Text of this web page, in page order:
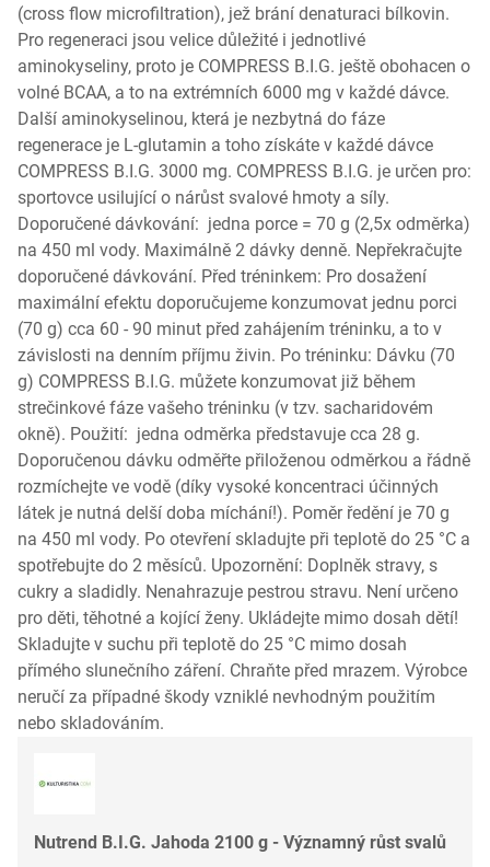
(cross flow microfiltration), jež brání denaturaci bílkovin.
Pro regeneraci jsou velice důležité i jednotlivé
aminokyseliny, proto je COMPRESS B.I.G. ještě obohacen o
volné BCAA, a to na extrémních 6000 mg v každé dávce.
Další aminokyselinou, která je nezbytná do fáze
regenerace je L-glutamin a toho získáte v každé dávce
COMPRESS B.I.G. 3000 mg. COMPRESS B.I.G. je určen pro:
sportovce usilující o nárůst svalové hmoty a síly.
Doporučené dávkování: jedna porce = 70 g (2,5x odměrka)
na 450 ml vody. Maximálně 2 dávky denně. Nepřekračujte
doporučené dávkování. Před tréninkem: Pro dosažení
maximální efektu doporučujeme konzumovat jednu porci
(70 g) cca 60 - 90 minut před zahájením tréninku, a to v
závislosti na denním příjmu živin. Po tréninku: Dávku (70
g) COMPRESS B.I.G. můžete konzumovat již během
strečinkové fáze vašeho tréninku (v tzv. sacharidovém
okně). Použití: jedna odměrka představuje cca 28 g.
Doporučenou dávku odměřte přiloženou odměrkou a řádně
rozmíchejte ve vodě (díky vysoké koncentraci účinných
látek je nutná delší doba míchání!). Poměr ředění je 70 g
na 450 ml vody. Po otevření skladujte při teplotě do 25 °C a
spotřebujte do 2 měsíců. Upozornění: Doplněk stravy, s
cukry a sladidly. Nenahrazuje pestrou stravu. Není určeno
pro děti, těhotné a kojící ženy. Ukládejte mimo dosah dětí!
Skladujte v suchu při teplotě do 25 °C mimo dosah
přímého slunečního záření. Chraňte před mrazem. Výrobce
neručí za případné škody vzniklé nevhodným použitím
nebo skladováním.
Nutrend B.I.G. Jahoda 2100 g - Významný růst svalů